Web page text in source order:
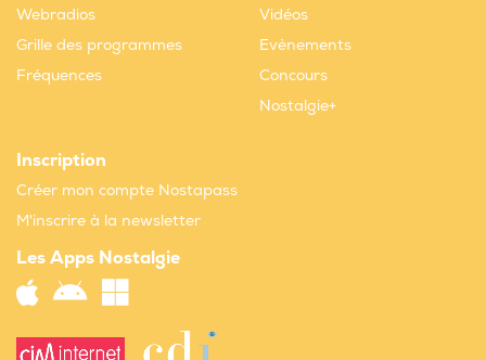
Webradios
Grille des programmes
Fréquences
Vidéos
Evènements
Concours
Nostalgie+
Inscription
Créer mon compte Nostapass
M'inscrire à la newsletter
Les Apps Nostalgie